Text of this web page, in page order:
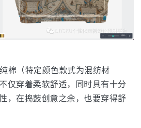
棉（特定颜色款式为混纺材
仅穿着柔软舒适，同时具有十分
，在捣鼓创意之余，也要穿得舒